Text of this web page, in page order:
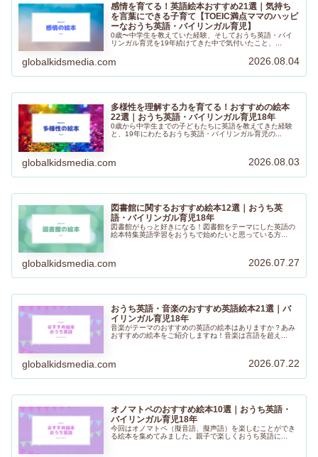
感情を育てる！英語絵本おすすめ21選｜気持ち
を言葉にできる子育て【TOEIC満点ママのハッピ
ーなおうち英語・バイリンガル育児】
0歳〜中学生を教えていた経験、そしておうち英語・バイ
リンガル育児を19年続けてきた中で気付いたこと、...
globalkidsmedia.com 2026.08.04
多様性を理解する力を育てる！おすすめの絵本
22選｜おうち英語・バイリンガル育児18年
0歳から中学生までの子どもたちに英語を教えてきた経験
と、19年にわたるおうち英語・バイリンガル育児の...
globalkidsmedia.com 2026.08.03
図書館に関するおすすめ絵本12選｜おうち英
語・バイリンガル育児18年
図書館がもっと好きになる！図書館をテーマにした英語の
絵本特集英語学習をおうちで始めたいと思っている方...
globalkidsmedia.com 2026.07.27
おうち英語・音楽のおすすめ英語絵本21選｜バ
イリンガル育児18年
音楽がテーマのおすすめの英語の絵本はありますか？あみ
おすすめの絵本をご紹介しますね！音楽は言語を超え...
globalkidsmedia.com 2026.07.22
オノマトペのおすすめ絵本10選｜おうち英語・
バイリンガル育児18年
今回はオノマトペ（擬音語、擬声語）を楽しむことができ
る絵本を集めてみました。親子で楽しくおうち英語に...